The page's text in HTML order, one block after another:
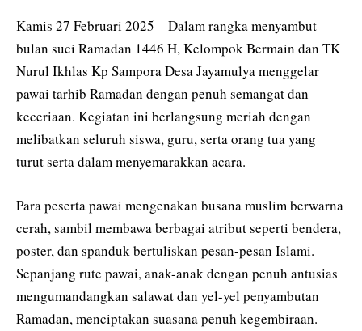
Kamis 27 Februari 2025 – Dalam rangka menyambut
bulan suci Ramadan 1446 H, Kelompok Bermain dan TK
Nurul Ikhlas Kp Sampora Desa Jayamulya menggelar
pawai tarhib Ramadan dengan penuh semangat dan
keceriaan. Kegiatan ini berlangsung meriah dengan
melibatkan seluruh siswa, guru, serta orang tua yang
turut serta dalam menyemarakkan acara.
Para peserta pawai mengenakan busana muslim berwarna
cerah, sambil membawa berbagai atribut seperti bendera,
poster, dan spanduk bertuliskan pesan-pesan Islami.
Sepanjang rute pawai, anak-anak dengan penuh antusias
mengumandangkan salawat dan yel-yel penyambutan
Ramadan, menciptakan suasana penuh kegembiraan.